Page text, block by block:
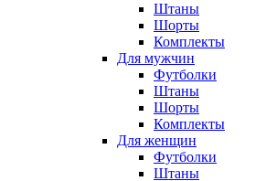
Штаны
Шорты
Комплекты
Для мужчин
Футболки
Штаны
Шорты
Комплекты
Для женщин
Футболки
Штаны